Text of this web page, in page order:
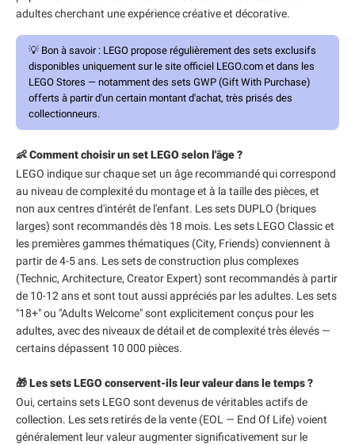
adultes cherchant une expérience créative et décorative.
💡 Bon à savoir : LEGO propose régulièrement des sets exclusifs
disponibles uniquement sur le site officiel LEGO.com et dans les
LEGO Stores — notamment des sets GWP (Gift With Purchase)
offerts à partir d'un certain montant d'achat, très prisés des
collectionneurs.
👶 Comment choisir un set LEGO selon l'âge ?
LEGO indique sur chaque set un âge recommandé qui correspond
au niveau de complexité du montage et à la taille des pièces, et
non aux centres d'intérêt de l'enfant. Les sets DUPLO (briques
larges) sont recommandés dès 18 mois. Les sets LEGO Classic et
les premières gammes thématiques (City, Friends) conviennent à
partir de 4-5 ans. Les sets de construction plus complexes
(Technic, Architecture, Creator Expert) sont recommandés à partir
de 10-12 ans et sont tout aussi appréciés par les adultes. Les sets
"18+" ou "Adults Welcome" sont explicitement conçus pour les
adultes, avec des niveaux de détail et de complexité très élevés —
certains dépassent 10 000 pièces.
🎁 Les sets LEGO conservent-ils leur valeur dans le temps ?
Oui, certains sets LEGO sont devenus de véritables actifs de
collection. Les sets retirés de la vente (EOL — End Of Life) voient
généralement leur valeur augmenter significativement sur le